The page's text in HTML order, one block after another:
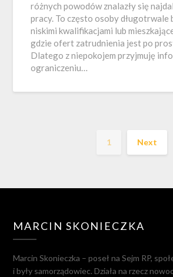
różnych powodów znalazły się
pracy. To często osoby długotrwale
niskimi kwalifikacjami lub
gdzie ofert zatrudnienia jest po
Dlatego z niepokojem przyjmuję
ograniczeniu…
1 Next
MARCIN SKONIECZKA
Marcin Skonieczka – poseł na Sejm RP,
i były samorządowiec. Działa na rzecz